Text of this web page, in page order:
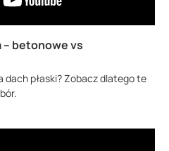
– betonowe vs
dach płaski? Zobacz dlatego te